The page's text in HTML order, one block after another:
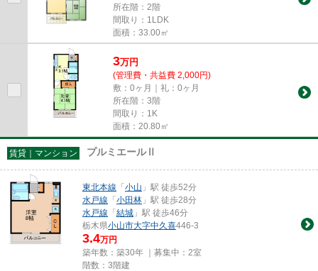
所在階：2階
間取り：1LDK
面積：33.00㎡
3万円
(管理費・共益費 2,000円)
敷：0ヶ月｜礼：0ヶ月
所在階：3階
間取り：1K
面積：20.80㎡
賃貸｜マンション プルミエールⅡ
東北本線 「小山 」駅 徒歩52分
水戸線 「小田林 」駅 徒歩28分
水戸線 「結城 」駅 徒歩46分
栃木県小山市大字中久喜446-3
3.4万円
築年数：築30年 ｜募集中： 2室
階数：3階建